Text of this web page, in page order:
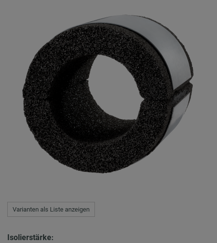
Varianten als Liste anzeigen
Isolierstärke: